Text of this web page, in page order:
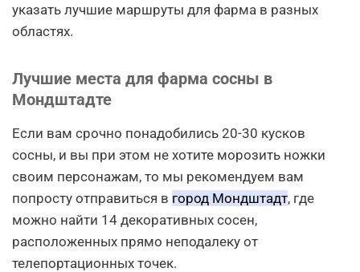
указать лучшие маршруты для фарма в разных
областях.
Лучшие места для фарма сосны в
Мондштадте
Если вам срочно понадобились 20-30 кусков
сосны, и вы при этом не хотите морозить ножки
своим персонажам, то мы рекомендуем вам
попросту отправиться в город Мондштадт, где
можно найти 14 декоративных сосен,
расположенных прямо неподалеку от
телепортационных точек.